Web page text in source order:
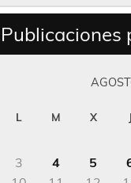
Publicaciones
L M X J
3
4 5